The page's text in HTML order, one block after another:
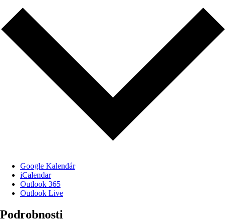
Google Kalendár
iCalendar
Outlook 365
Outlook Live
Podrobnosti